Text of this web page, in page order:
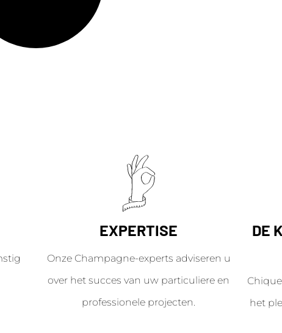
EXPERTISE
Onze Champagne-experts adviseren u
over het succes van uw particuliere en
professionele projecten.
DE
het